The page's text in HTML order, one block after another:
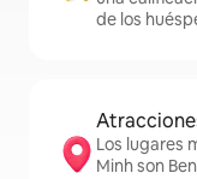
de los
Los lugares
Minh son